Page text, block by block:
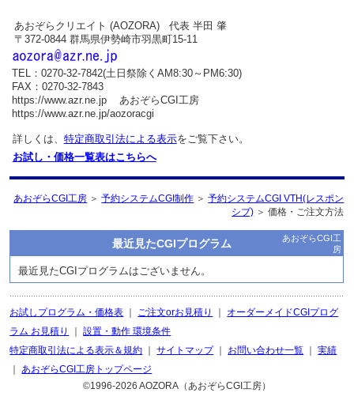
あおぞらクリエイト (AOZORA) 代表 半田 肇
〒372-0844 群馬県伊勢崎市羽黒町15-11
TEL：0270-32-7842(土日祭除くAM8:30～PM6:30)
FAX：0270-32-7843
https://www.azr.ne.jp あおぞらCGI工房
https://www.azr.ne.jp/aozoracgi
詳しくは、 特定商取引法による表示をご覧下さい。
お試し・価格一覧表はこちらへ
あおぞらCGI工房 ＞予約システムCGI制作 ＞予約システムCGI VTH(レスポン
シブ) ＞ 価格・ご注文方法
最近見たCGIプログラム
あおぞらCGI工
房
最近見たCGIプログラムはございません。
お試しプログラム・価格表 ご注文orお見積り
オーダーメイドCGIプログ
ラム お見積り
｜設置・動作 環境条件
特定商取引法による表示＆規約 ｜サイトマップ｜ お問い合わせ一覧 ｜実績
｜あおぞらCGI工房トップページ
©1996-2026 AOZORA（あおぞらCGI工房）